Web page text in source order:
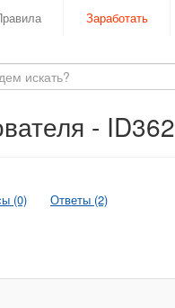
Заработать
- ID362
(0) Ответы (2)